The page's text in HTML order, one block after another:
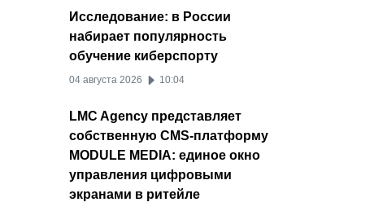
Исследование: в России
набирает популярность
обучение киберспорту
04 августа 2026 10:04
LMC Agency представляет
собственную CMS-платформу
MODULE MEDIA: единое окно
управления цифровыми
экранами в ритейле